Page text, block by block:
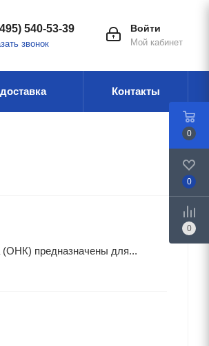
Войти
Мой кабинет
540-53-39
звонок
Контакты
предназначены для...
0
0
0